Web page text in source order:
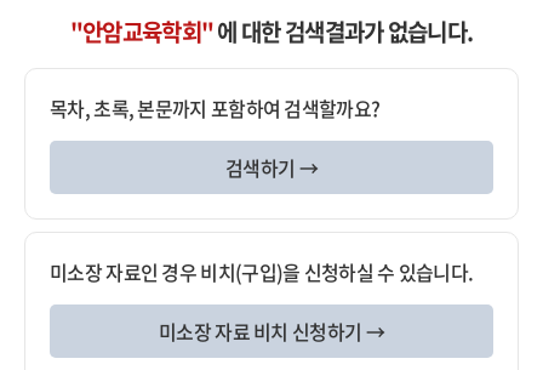
"안암교육학회"에 대한 검색결과가 없습니다.
목차, 초록, 본문까지 포함하여 검색할까요?
검색하기 →
미소장 자료인 경우 비치(구입)을 신청하실 수 있습니다.
미소장 자료 비치 신청하기 →